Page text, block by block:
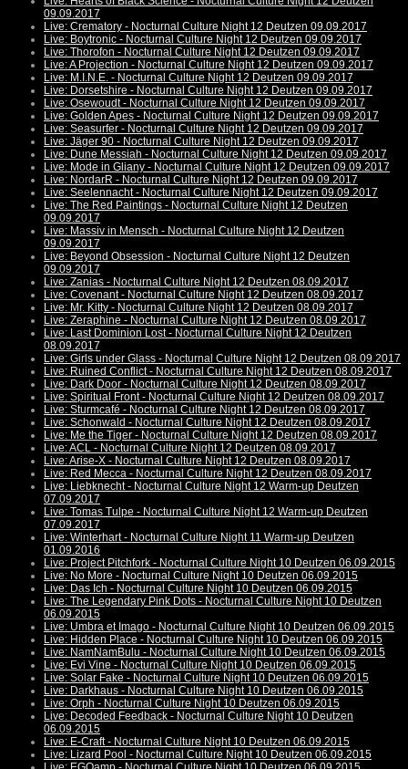
09.09.2017
Live: Crematory - Nocturnal Culture Night 12 Deutzen 09.09.2017
Live: Boytronic - Nocturnal Culture Night 12 Deutzen 09.09.2017
Live: Thorofon - Nocturnal Culture Night 12 Deutzen 09.09.2017
Live: A Projection - Nocturnal Culture Night 12 Deutzen 09.09.2017
Live: M.I.N.E. - Nocturnal Culture Night 12 Deutzen 09.09.2017
Live: Dorsetshire - Nocturnal Culture Night 12 Deutzen 09.09.2017
Live: Osewoudt - Nocturnal Culture Night 12 Deutzen 09.09.2017
Live: Golden Apes - Nocturnal Culture Night 12 Deutzen 09.09.2017
Live: Seasurfer - Nocturnal Culture Night 12 Deutzen 09.09.2017
Live: Jäger 90 - Nocturnal Culture Night 12 Deutzen 09.09.2017
Live: Dune Messiah - Nocturnal Culture Night 12 Deutzen 09.09.2017
Live: Mode in Gliany - Nocturnal Culture Night 12 Deutzen 09.09.2017
Live: NordarR - Nocturnal Culture Night 12 Deutzen 09.09.2017
Live: Seelennacht - Nocturnal Culture Night 12 Deutzen 09.09.2017
Live: The Red Paintings - Nocturnal Culture Night 12 Deutzen
09.09.2017
Live: Massiv in Mensch - Nocturnal Culture Night 12 Deutzen
09.09.2017
Live: Beyond Obsession - Nocturnal Culture Night 12 Deutzen
09.09.2017
Live: Zanias - Nocturnal Culture Night 12 Deutzen 08.09.2017
Live: Covenant - Nocturnal Culture Night 12 Deutzen 08.09.2017
Live: Mr. Kitty - Nocturnal Culture Night 12 Deutzen 08.09.2017
Live: Zeraphine - Nocturnal Culture Night 12 Deutzen 08.09.2017
Live: Last Dominion Lost - Nocturnal Culture Night 12 Deutzen
08.09.2017
Live: Girls under Glass - Nocturnal Culture Night 12 Deutzen 08.09.2017
Live: Ruined Conflict - Nocturnal Culture Night 12 Deutzen 08.09.2017
Live: Dark Door - Nocturnal Culture Night 12 Deutzen 08.09.2017
Live: Spiritual Front - Nocturnal Culture Night 12 Deutzen 08.09.2017
Live: Sturmcafé - Nocturnal Culture Night 12 Deutzen 08.09.2017
Live: Schonwald - Nocturnal Culture Night 12 Deutzen 08.09.2017
Live: Me the Tiger - Nocturnal Culture Night 12 Deutzen 08.09.2017
Live: ACL - Nocturnal Culture Night 12 Deutzen 08.09.2017
Live: Arise-X - Nocturnal Culture Night 12 Deutzen 08.09.2017
Live: Red Mecca - Nocturnal Culture Night 12 Deutzen 08.09.2017
Live: Liebknecht - Nocturnal Culture Night 12 Warm-up Deutzen
07.09.2017
Live: Tomas Tulpe - Nocturnal Culture Night 12 Warm-up Deutzen
07.09.2017
Live: Winterhart - Nocturnal Culture Night 11 Warm-up Deutzen
01.09.2016
Live: Project Pitchfork - Nocturnal Culture Night 10 Deutzen 06.09.2015
Live: No More - Nocturnal Culture Night 10 Deutzen 06.09.2015
Live: Das Ich - Nocturnal Culture Night 10 Deutzen 06.09.2015
Live: The Legendary Pink Dots - Nocturnal Culture Night 10 Deutzen
06.09.2015
Live: Umbra et Imago - Nocturnal Culture Night 10 Deutzen 06.09.2015
Live: Hidden Place - Nocturnal Culture Night 10 Deutzen 06.09.2015
Live: NamNamBulu - Nocturnal Culture Night 10 Deutzen 06.09.2015
Live: Evi Vine - Nocturnal Culture Night 10 Deutzen 06.09.2015
Live: Solar Fake - Nocturnal Culture Night 10 Deutzen 06.09.2015
Live: Darkhaus - Nocturnal Culture Night 10 Deutzen 06.09.2015
Live: Orph - Nocturnal Culture Night 10 Deutzen 06.09.2015
Live: Decoded Feedback - Nocturnal Culture Night 10 Deutzen
06.09.2015
Live: E-Craft - Nocturnal Culture Night 10 Deutzen 06.09.2015
Live: Lizard Pool - Nocturnal Culture Night 10 Deutzen 06.09.2015